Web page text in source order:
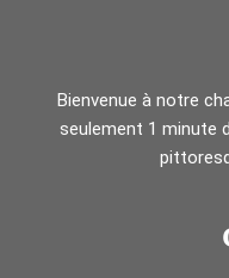
Bienvenue à notre
seulement 1 minute